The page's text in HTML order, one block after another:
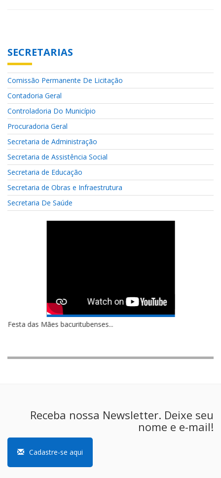
SECRETARIAS
Comissão Permanente De Licitação
Contadoria Geral
Controladoria Do Município
Procuradoria Geral
Secretaria de Administração
Secretaria de Assistência Social
Secretaria de Educação
Secretaria de Obras e Infraestrutura
Secretaria De Saúde
Festa das Mães bacuritubenses...
Receba nossa Newsletter. Deixe seu
nome e e-mail!
Cadastre-se aqui